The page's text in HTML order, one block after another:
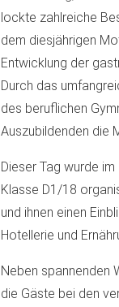
lockte zahlreiche
dem diesjährigen
Entwicklung der
Durch das
des beruflichen
Auszubildenden die
Dieser Tag wurde
Klasse D1/18
und ihnen einen
Hotellerie und
Neben spannenden
die Gäste bei den